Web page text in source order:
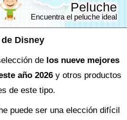
Disney
Peluche
Encuentra el peluche ideal
de los nueve mejores
año 2026 y otros productos
de este tipo.
puede ser una elección difícil